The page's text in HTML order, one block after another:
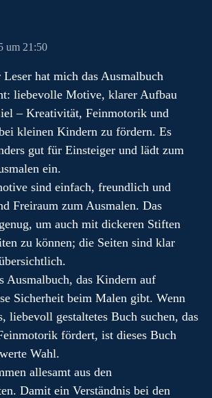
um 21:50
hat mich das Ausmalbuch
liebevolle Motive, klarer Aufbau
– Kreativität, Feinmotorik und
kleinen Kindern zu fördern. Es
gut für Einsteiger und lädt zum
ein.
sind einfach, freundlich und
Freiraum zum Ausmalen. Das
um auch mit dickeren Stiften
zu können; die Seiten sind klar
Ausmalbuch, das Kindern auf
Sicherheit beim Malen gibt. Wenn
liebevoll gestaltetes Buch suchen, das
fördert, ist dieses Buch
Wahl.
allesamt aus den
Damit ein Verständnis bei den